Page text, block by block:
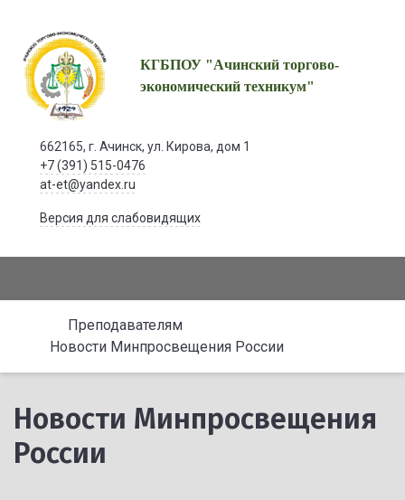
КГБПОУ "Ачинский торгово-
экономический техникум"
662165, г. Ачинск, ул. Кирова, дом 1
+7 (391) 515-0476
at-et@yandex.ru
Версия для слабовидящих
Преподавателям
Новости Минпросвещения России
Новости Минпросвещения
России